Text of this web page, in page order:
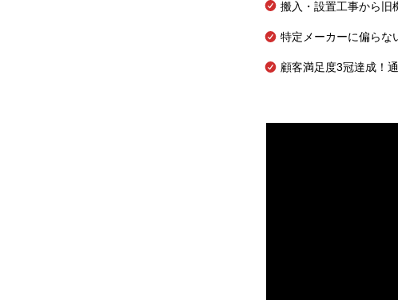
搬入・設置工事から旧
特定メーカーに偏らな
顧客満足度3冠達成！